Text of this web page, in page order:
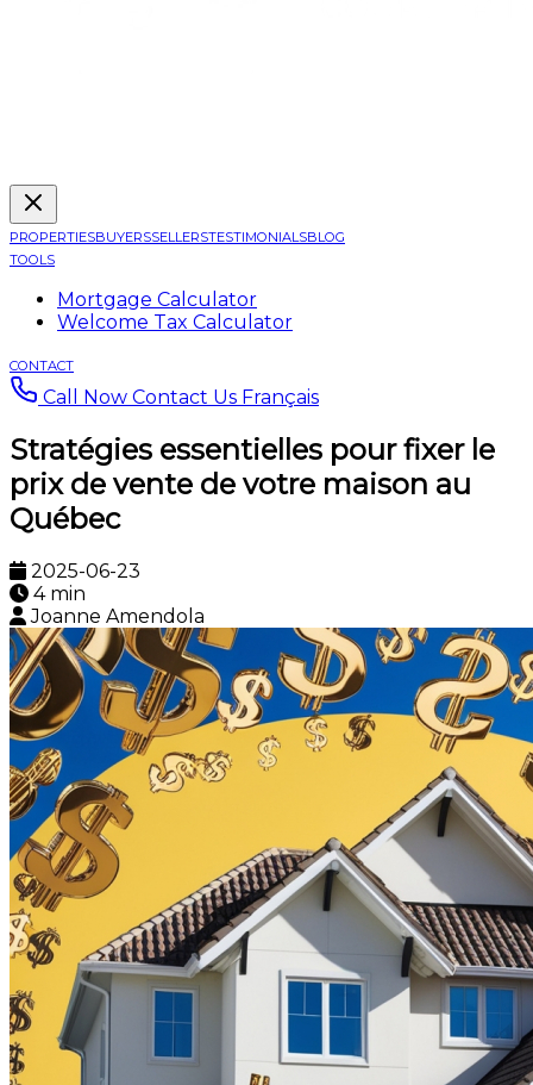
PROPERTIESBUYERSSELLERSTESTIMONIALSBLOG
TOOLS
Mortgage Calculator
Welcome Tax Calculator
CONTACT
Call Now Contact Us Français
Stratégies essentielles pour fixer le
prix de vente de votre maison au
Québec
2025-06-23
4 min
Joanne Amendola